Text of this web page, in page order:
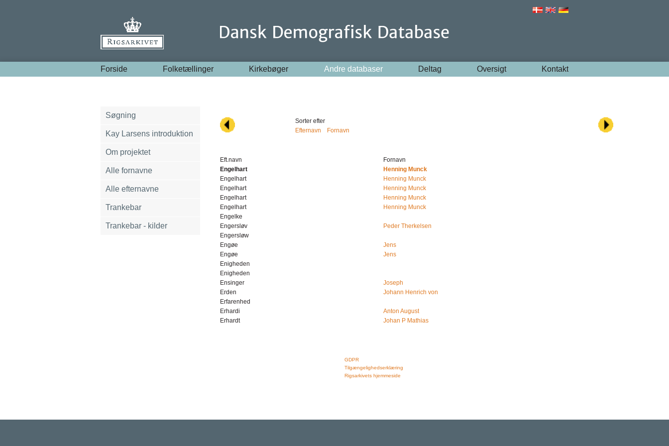
Forside Folketællinger Kirkebøger Andre databaser Deltag Oversigt Kontakt
Søgning
Kay Larsens introduktion
Om projektet
Alle fornavne
Alle efternavne
Trankebar
Trankebar - kilder
Sorter efter
Efternavn
Fornavn
Eft.navn
Fornavn
Engelhart
Henning Munck
Engelhart
Henning Munck
Engelhart
Henning Munck
Engelhart
Henning Munck
Engelhart
Henning Munck
Engelke
Engersløv
Peder Therkelsen
Engersløw
Engøe
Jens
Engøe
Jens
Enigheden
Enigheden
Ensinger
Joseph
Erden
Johann Henrich von
Erfarenhed
Erhardi
Anton August
Erhardt
Johan P Mathias
GDPR
Tilgængelighedserklæring
Rigsarkivets hjemmeside